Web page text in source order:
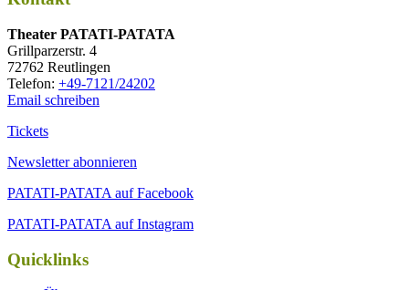
Thea­ter PATATI-PATATA
Grill­par­zer­str. 4
72762 Reutlingen
Tele­fon: +49-7121/24202
Email schreiben
Tickets
Newsletter abonnieren
PATATI-PATATA auf Facebook
PATATI-PATATA auf Instagram
Quicklinks